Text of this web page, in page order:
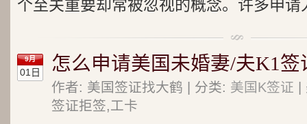
个至关重要却常被忽视的概念。许多申请
9月
01日 怎么申请美国未婚妻/夫K1签
作者: 美国签证找大鹤 | 分类: 美国K签证
签证拒签,工卡